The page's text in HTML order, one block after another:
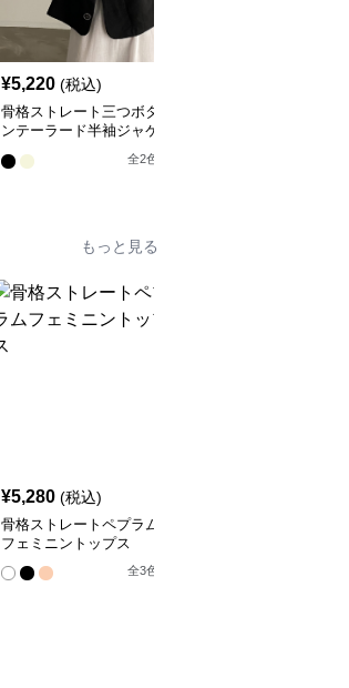
¥5,220 (税込)
骨格ストレート三つボタ
ンテーラード半袖ジャケ
全2色
もっと見る
¥5,280 (税込)
骨格ストレートペプラム
フェミニントップス
全3色